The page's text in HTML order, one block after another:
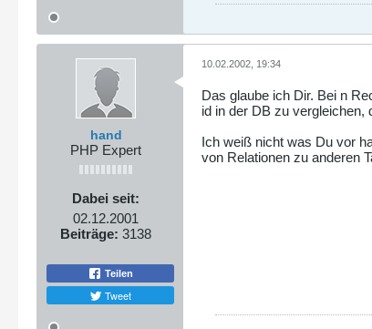
hand
PHP Expert
Dabei seit:
02.12.2001
Beiträge: 3138
Teilen
Tweet
10.02.2002, 19:34
Das glaube ich Dir. Bei n
id in der DB zu
Ich weiß nicht was Du vor
von Relationen zu anderen